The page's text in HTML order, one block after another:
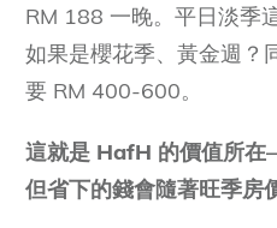
RM 188 一晚。平日淡季
如果是櫻花季、黃金週？
要 RM 400-600。
這就是 HafH 的價值所在
但省下的錢會隨著旺季房